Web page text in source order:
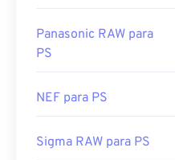
Panasonic RAW para
PS
NEF para PS
Sigma RAW para PS